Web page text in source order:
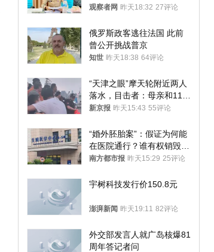
就别看
观察者网 昨天18:32 27评论
俄罗斯政客逃往法国 此前
曾公开挑战普京
知世 昨天18:38 64评论
“天津之眼”摩天轮附近两人
落水，目击者：母亲和11岁
儿子先后被打捞上岸
新京报 昨天15:43 55评论
“婚外胚胎案”：假证为何能
在医院通行？谁有权销毁胚
胎？
南方都市报 昨天15:29 25评论
宇树科技发行价150.8元
澎湃新闻 昨天19:11 82评论
外交部发言人就广岛核爆81
周年答记者问